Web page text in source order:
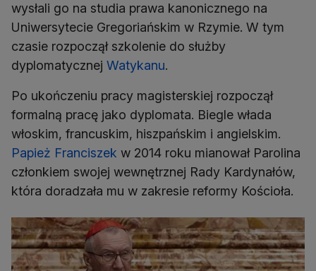
wysłali go na studia prawa kanonicznego na
Uniwersytecie Gregoriańskim w Rzymie. W tym
czasie rozpoczął szkolenie do służby
dyplomatycznej Watykanu.
Po ukończeniu pracy magisterskiej rozpoczął
formalną pracę jako dyplomata. Biegle włada
włoskim, francuskim, hiszpańskim i angielskim.
Papież Franciszek w 2014 roku mianował Parolina
członkiem swojej wewnętrznej Rady Kardynałów,
która doradzała mu w zakresie reformy Kościoła.